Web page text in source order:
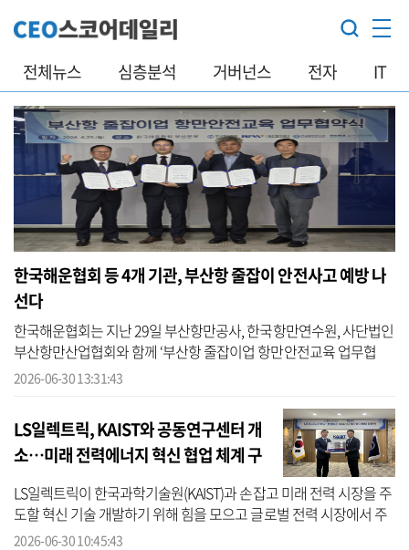
전체뉴스 심층분석 거버넌스 전자 IT
한국해운협회 등 4개 기관, 부산항 줄잡이 안전사고 예방 나
선다
한국해운협회는 지난 29일 부산항만공사, 한국항만연수원, 사단법인
부산항만산업협회와 함께 ‘부산항 줄잡이업 항만안전교육 업무협
약’을 체결했다고 30일 밝혔다. 이번 협약은 선박이 부두에 접안하거
2026-06-30 13:31:43
LS일렉트릭, KAIST와 공동연구센터 개
소…미래 전력에너지 혁신 협업 체계 구
LS일렉트릭이 한국과학기술원(KAIST)과 손잡고 미래 전력 시장을 주
도할 혁신 기술 개발하기 위해 힘을 모으고 글로벌 전력 시장에서 주
도권 확보에 나선다. LS일렉트릭은 지난 29일 대전 유성구 KAIST 본
2026-06-30 10:45:43